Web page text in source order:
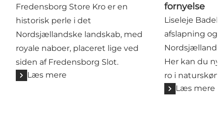
Fredensborg Store Kro er en
historisk perle i det
Nordsjællandske landskab, med
royale naboer, placeret lige ved
siden af Fredensborg Slot.
Læs mere
fornyelse
Liseleje
afslapning
Her kan du
ro i
Læs mere